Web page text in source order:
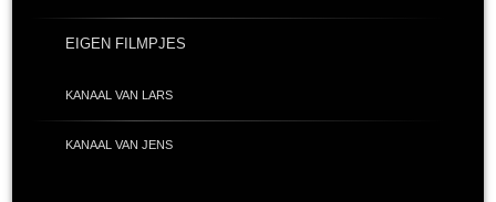
EIGEN FILMPJES
KANAAL VAN LARS
KANAAL VAN JENS